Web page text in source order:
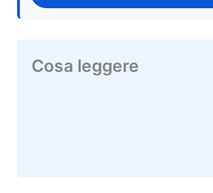
Cosa leggere